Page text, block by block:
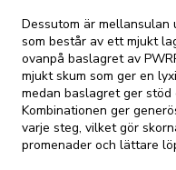
Dessutom är mellansulan
som består av ett mjukt
ovanpå baslagret av
mjukt skum som ger en
medan baslagret ger
Kombinationen ger
varje steg, vilket gör
promenader och lättare